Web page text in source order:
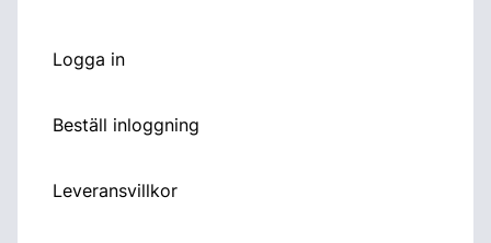
Logga in
Beställ inloggning
Leveransvillkor